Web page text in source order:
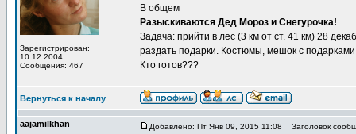
Зарегистрирован:
10.12.2004
Сообщения: 467
В общем
Разыскиваются Дед Мороз и Снегурочка!
Задача: прийти в лес (3 км от ст. 41 км) 28
раздать подарки. Костюмы, мешок с
Кто готов???
Вернуться к началу
aajamilkhan Добавлено: Пт Янв 09, 2015 11:08 Заголовок